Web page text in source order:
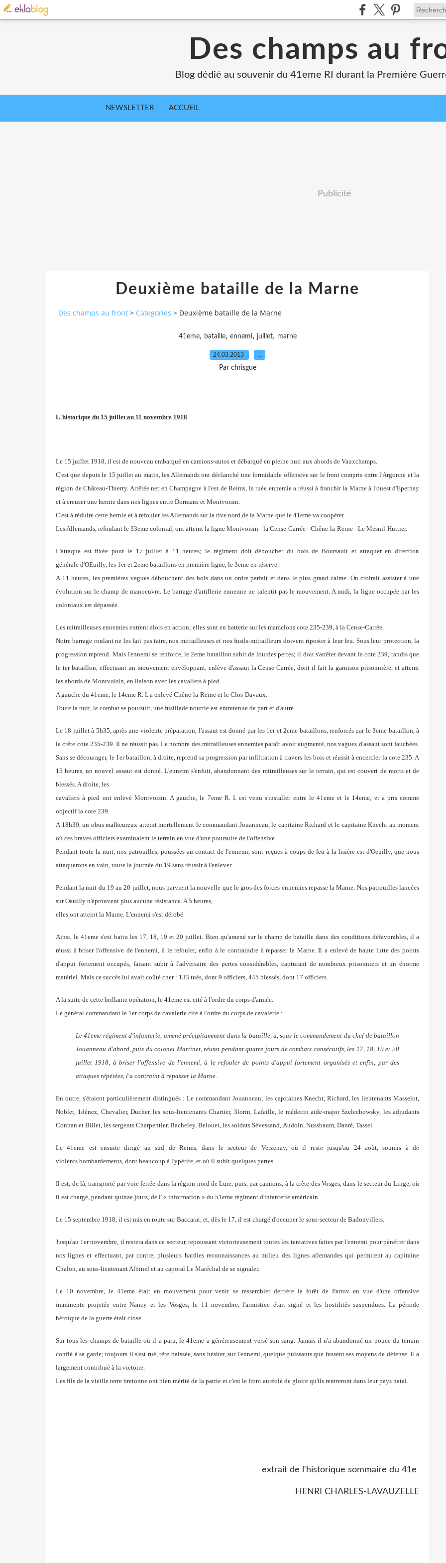
Des champs au
Blog dédié au souvenir du 41eme RI durant la Première
NEWSLETTER ACCUEIL
Publicité
Deuxième bataille de la Marne
Des champs au front > Categories > Deuxième bataille de la Marne
41eme, bataille, ennemi, juillet, marne
24.03.2013 …
Par chrisgue
L'historique du 15 juillet au 11 novembre 1918
Le 15 juillet 1918, il est de nouveau embarqué en camions-autos et débarqué en pleine nuit aux abords de Vauxchamps.
C'est que depuis le 15 juillet au matin, les Allemands ont déclanché une formidable offensive sur le front compris entre l'Argonne et la
région de Château-Thierry. Arrêtée net en Champagne à l'est de Reims, la ruée ennemie a réussi à franchir la Marne à l'ouest d'Epernay
et à creuser une hernie dans nos lignes entre Dormans et Montvoisin.
C'est à réduire cette hernie et à refouler les Allemands surla rive nord de la Marne que le 41eme va coopérer.
Les Allemands, refoulant le 33eme colonial, ont atteint la ligne Montvoisin - la Cense-Carrée - Chêne-la-Reine - Le Mesnil-Huttier.
L'attaque est fixée pour le 17 juillet à 11 heures; le régiment doit déboucher du bois de Boursault et attaquer en direction
générale d'OEuilly, les 1er et 2eme bataillons en première ligne, le 3eme en réserve.
A 11 heures, les premières vagues débouchent des bois dansun ordre parfait et dans le plus grand calme. On croirait assister à une
évolution sur le champ de manoeuvre. Le barraged'artillerie ennemie ne ralentit pas le mouvement. A midi, la ligne occupée par les
coloniaux est dépassée.
Les mitrailleuses ennemies entrent alors en action; elles sont en batterie sur les mamelons cote 235-239, à la Cense-Carrée.
Notre barrage roulant ne les fait pas taire, nos mitrailleuses et nos fusils-mitrailleurs doivent riposter à leur feu. Sous leur protection, la
progression reprend. Mais l'ennemi se renforce, le 2eme bataillon subit de lourdes pertes; il doit s'arrêter devant la cote 239, tandis que
le ter bataillon, effectuant un mouvement enveloppant, enlève d'assaut la Cense-Carrée, dont il faitla garnison prisonnière, et atteint
les abords de Montvoisin, en liaison avec les cavaliers à pied.
A gauche du 41eme, le 14eme R. I. a enlevé Chêne-la-Reine et le Clos-Davaux.
Toute la nuit, le combat se poursuit, une fusillade nourrie est entretenue de part et d'autre.
Le 18 juillet à 5h35, après une violente préparation, l'assaut estdonné par les 1er et 2eme bataillons, renforcés par le 3eme bataillon,à
la crête cote 235-239. Il ne réussit pas. Le nombre des mitrailleuses ennemies paraît avoir augmenté, nos vagues d'assaut sont fauchées.
Sans se décourager, le 1er bataillon, à droite,reprend sa progression par infiltration à travers les bois etréussit à encercler la cote 235. A
15 heures, un nouvel assaut est donné. L'ennemi s'enfuit, abandonnant des mitrailleuses sur le terrain, qui est couvert de morts et de
blessés. A droite, les
cavaliers à pied ont enlevé Montvoisin. A gauche, le 7eme R. I. estvenu s'installer entre le 41eme et le 14eme, et a pris comme
objectifla cote 239.
A 18h30, un obus malheureux atteint mortellement le commandant Jouanneau, le capitaine Richard et le capitaine Knecht au moment
où ces braves officiers examinaient le terrain en vue d'une poursuite de l'offensive.
Pendant toute la nuit, nos patrouilles, poussées au contactde l'ennemi, sont reçues à coups de feu à la lisière est d'Oeuilly, que nous
attaquerons en vain, toute la journée du 19 sans réussir à l'enlever.
Pendant la nuit du 19 au 20 juillet, nous parvient la nouvelle que le gros des forces ennemies repasse la Marne. Nos patrouilleslancées
sur Oeuilly n'éprouvent plus aucune résistance. A 5 heures,
elles ont atteint la Marne. L'ennemi s'est dérobé.
Ainsi, le 41eme s'est battu les 17, 18, 19 et 20 juillet. Bien qu'amené sur le champ de bataille dans des conditions défavorables, il a
réussi à briser l'offensive de l'ennemi, à le refouler, enfin à le contraindre à repasser la Marne. Il a enlevé de haute lutte des points
d'appui fortement occupés, faisant subir àl'adversaire des pertes considérables, capturant de nombreux prisonniers et un énorme
matériel. Mais ce succès lui avait coûté cher : 133 tués, dont 9 officiers, 445 blessés, dont 17 officiers.
A la suite de cette brillante opération, le 41eme est cité à l'ordre du corps d'armée.
Le général commandant le 1er corps de cavalerie cite à l'ordre du corps de cavalerie :
Le 41eme régiment d'infanterie, amené précipitamment dans la bataille, a, sous le commandement du chef de bataillon
Jouanneau d'abord, puis du colonel Martinet, réussi pendant quatre jours de combats consécutifs, les 17, 18, 19 et 20
juillet 1918, à briser l'offensive de l'ennemi, à le refoulerde points d'appui fortement organisés et enfin, par des
attaques répétées, l'a contraint à repasser la Marne.
En outre, s'étaient particulièrement distingués : Le commandant Jouanneau; les capitaines Knecht, Richard, les lieutenants Masselot,
Noblet, 1dénez, Chevalier, Ducher, les sous-lieutenants Chartier, 3lorin, Lafaille, le médecin aide-major Szelechowsky, les adjudants
Connan et Billet, les sergents Charpentier, Bacheley, Belouet, les soldats Sévessand, Audoin, Nussbaum, Danré, Tassel.
Le 41eme est ensuite dirigé au sud de Reims, dans le secteur de Verzenay, où il reste jusqu'au 24 aoùt, soumis à de
violents bombardements, dont beaucoup à l'ypérite, et où il subit quelques pertes.
Il est, de là, transporté par voie ferrée dans la région nord de Lure, puis, par camions, à la crête des Vosges, dans le secteur du Linge, où
il est chargé, pendant quinze jours, de l' « information » du 51eme régiment d'infanterie américain.
Le 15 septembre 1918, il est mis en route sur Baccarat, et, dès le 17, il est chargé d'occuper le sous-secteur de Badonvillers.
Jusqu'au 1er novembre, il restera dans ce secteur, repoussant victorieusement toutes les tentatives faites par l'ennemi pour pénétrer dans
nos lignes et effectuant, par contre, plusieurs hardies reconnaissances au milieu des lignes allemandesqui permirent au capitaine
Chalon, au sous-lieutenant Albinel et au caporal Le Maréchal de se signaler.
Le 10 novembre, le 41eme était en mouvement pour venir se rassembler derrière la forêt de Parrov en vue d'une offensive
imminenteprojetée entre Nancy et les Vosges; le 11 novembre, l'armistice était signé et les hostilités suspendues. La période
héroïque de la guerre était close.
Sur tous les champs de bataille où il a paru, le 41eme a généreusement versé son sang. Jamais il n'a abandonné un pouce du terrain
confié à sa garde; toujours il s'est rué, tête baissée,sans hésiter, sur l'ennemi, quelque puissants que fussent ses moyens de défense. Il a
largement contribué à la victoire.
Les fils de la vieille terre bretonne ont bien mérité de la patrie et c'est le front auréolé de gloire qu'ils rentreront dans leur pays natal.
extrait de l'historique sommaire du 41e
HENRI CHARLES-LAVAUZELLE